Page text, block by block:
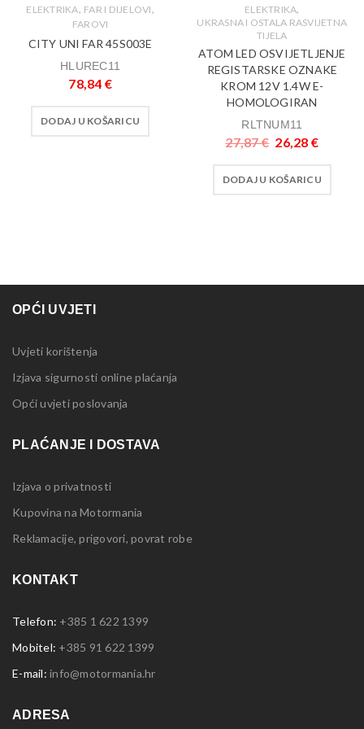
ELEKTRIKA, FAR I DIJELOVI,
FAROVI
CITY UNI FAR 45S003E
HLUREC11
78,84 €
DODAJ U KOŠARICU
ELEKTRIKA,
UKRASNA I OSTALA RASVIJETNA
TIJELA
ATOM LED OSVIJETLJENJE
REGISTARSKE OZNAKE
KROM 12V 1.4W E-
HOMOLOGIRAN
RLTNUM11
27,87€ 26,28 €
DODAJ U KOŠARICU
OPĆI UVJETI
Uvjeti korištenja
Izjava sigurnosti online plaćanja
Opći uvjeti poslovanja
PLAĆANJE I DOSTAVA
Izjava o privatnosti
Kupovina na Motormania
Reklamacije, prigovori, povrat robe
KONTAKT
Telefon: +385 1 622 1399
Mobitel: +385 91 622 1399
E-mail: info@motormania.hr
ADRESA